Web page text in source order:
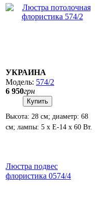
УКРАИНА
574/2
6 950грн
Купить
Высота: 28 см; диаметр: 68
см; лампы: 5 х Е-14 х 60 Вт.
Люстра подвес
флористика 0574/4